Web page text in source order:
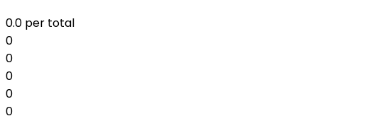
0.0 per total
0
0
0
0
0